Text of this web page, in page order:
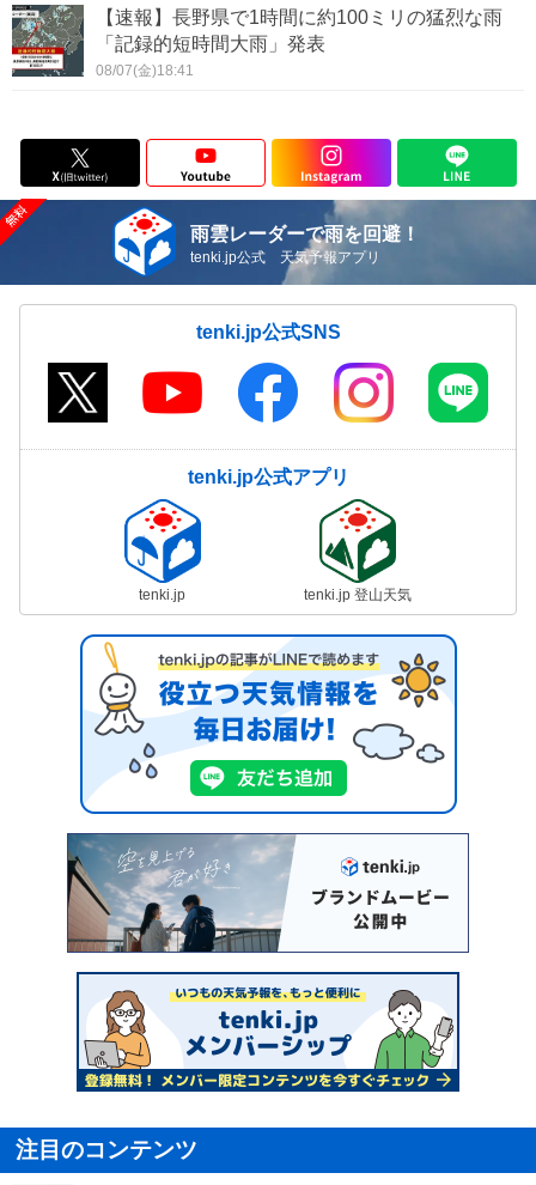
【速報】長野県で1時間に約100ミリの猛烈な雨
「記録的短時間大雨」発表
08/07(金)18:41
雨雲レーダーで雨を回避！
tenki.jp公式 天気予報アプリ
tenki.jp公式SNS
tenki.jp公式アプリ
tenki.jp tenki.jp 登山天気
注目のコンテンツ